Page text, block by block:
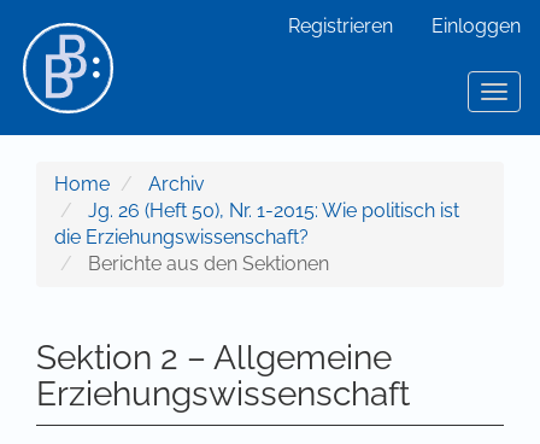
Hauptinhalt
Sidebar
Registrieren Einloggen
Home
Archiv
Jg. 26 (Heft 50), Nr. 1-2015: Wie politisch ist
die Erziehungswissenschaft?
Berichte aus den Sektionen
Sektion 2 – Allgemeine
Erziehungswissenschaft